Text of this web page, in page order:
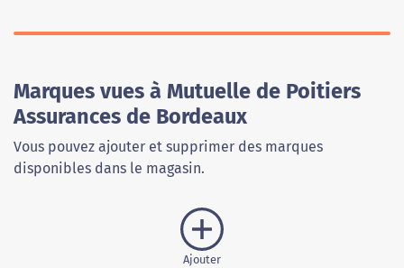
Marques vues à Mutuelle de Poitiers
Assurances de Bordeaux
Vous pouvez ajouter et supprimer des marques
disponibles dans le magasin.
Ajouter